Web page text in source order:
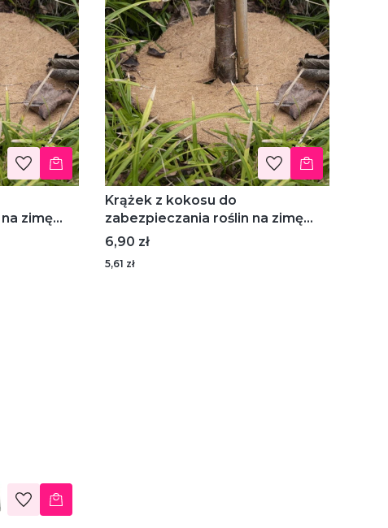
zimę
Krążek z kokosu do
zabezpieczania roślin na zimę
rozmiar M (średnica 28cm)
Cena
6,90 zł
5,61 zł